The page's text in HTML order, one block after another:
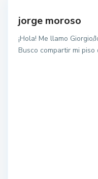
jorge moroso
¡Hola! Me llamo
Busco compartir mi piso